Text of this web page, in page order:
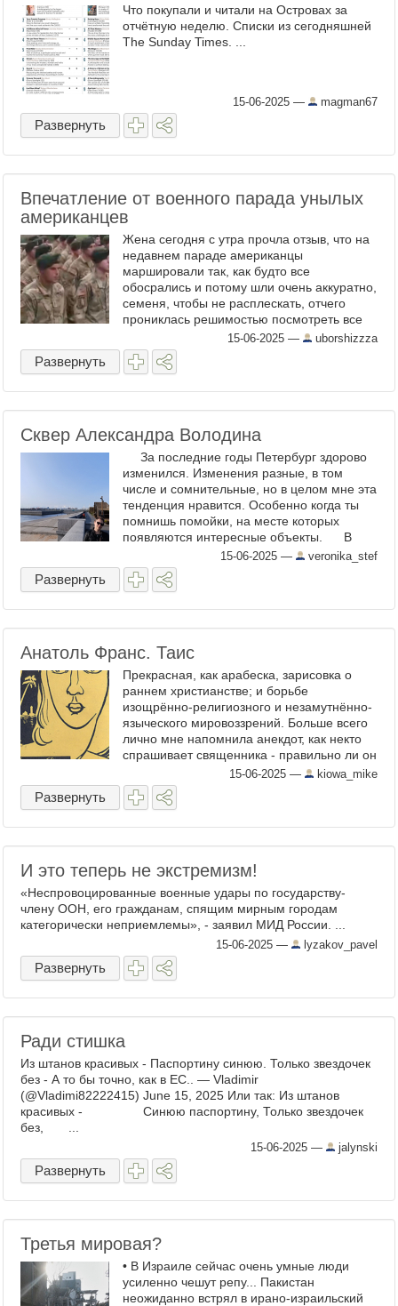
Что покупали и читали на Островах за
отчётную неделю. Списки из сегодняшней
The Sunday Times. ...
15-06-2025 — magman67
Развернуть
Впечатление от военного парада унылых
американцев
Жена сегодня с утра прочла отзыв, что на
недавнем параде американцы
маршировали так, как будто все
обосрались и потому шли очень аккуратно,
семеня, чтобы не расплескать, отчего
прониклась решимостью посмотреть все
на большом телевизоре. Как мне кажется,
комментаторы несколько ...
15-06-2025 — uborshizzza
Развернуть
Сквер Александра Володина
За последние годы Петербург здорово
изменился. Изменения разные, в том
числе и сомнительные, но в целом мне эта
тенденция нравится. Особенно когда ты
помнишь помойки, на месте которых
появляются интересные объекты. В
случае с Васильевским ...
15-06-2025 — veronika_stef
Развернуть
Анатоль Франс. Таис
Прекрасная, как арабеска, зарисовка о
раннем христианстве; и борьбе
изощрённо-религиозного и незамутнённо-
языческого мировоззрений. Больше всего
лично мне напомнила анекдот, как некто
спрашивает священника - правильно ли он
живёт, не потребляя алкоголя, не куря, и
не любя женщин. ...
15-06-2025 — kiowa_mike
Развернуть
И это теперь не экстремизм!
«Неспровоцированные военные удары по государству-
члену ООН, его гражданам, спящим мирным городам
категорически неприемлемы», - заявил МИД России. ...
15-06-2025 — lyzakov_pavel
Развернуть
Ради стишка
Из штанов красивых - Паспортину синюю. Только звездочек
без - А то бы точно, как в ЕС.. — Vladimir
(@Vladimi82222415) June 15, 2025 Или так: Из штанов
красивых - Синюю паспортину, Только звездочек
без, ...
15-06-2025 — jalynski
Развернуть
Третья мировая?
• В Израиле сейчас очень умные люди
усиленно чешут репу... Пакистан
неожиданно встрял в ирано-израильский